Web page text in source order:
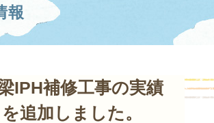
報
IPH補修工事の実績
を追加しました。